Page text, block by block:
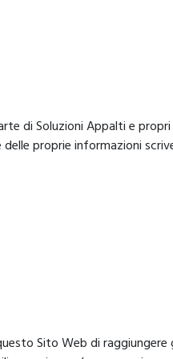
di Soluzioni Appalti e
proprie informazioni
Sito Web di